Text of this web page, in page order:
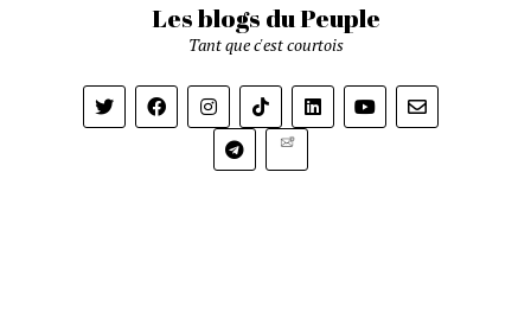
Les blogs du Peuple
Tant que c'est courtois